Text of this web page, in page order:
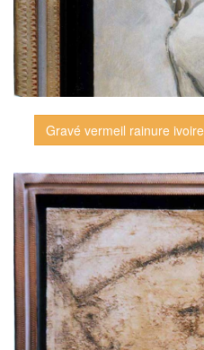
Gravé vermeil rainure